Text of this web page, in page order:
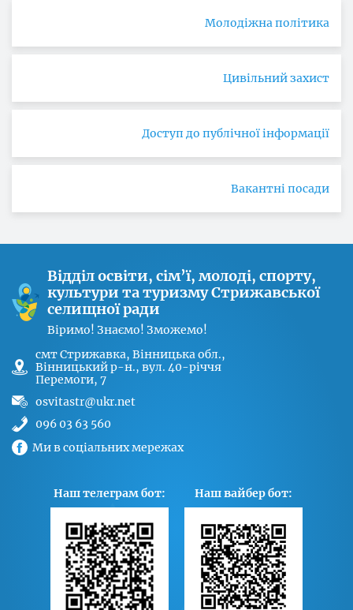
Молодіжна політика
Цивільний захист
Доступ до публічної інформації
Вакантні посади
Відділ освіти, сім’ї, молоді, спорту,
культури та туризму Стрижавської
селищної ради
Віримо! Знаємо! Зможемо!
cмт Стрижавка, Вінницька обл.,
Вінницький р-н., вул. 40-річчя
Перемоги, 7
osvitastr@ukr.net
096 03 63 560
Ми в соціальних мережах
Наш телеграм бот: Наш вайбер бот: